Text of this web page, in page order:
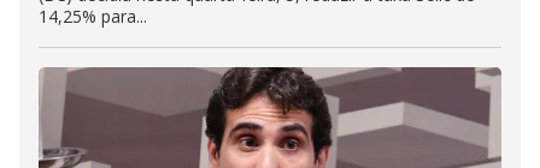
14,25% para...